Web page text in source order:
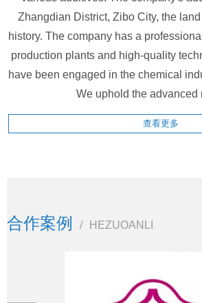
Zhangdian District, Zibo City, the
history. The company has a
production plants and high-quality
have been engaged in the chemical
We uphold the
查看更多
合作案例 / HEZUOANLI